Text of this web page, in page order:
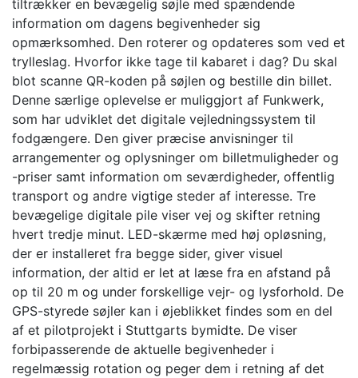
tiltrækker en bevægelig søjle med spændende
information om dagens begivenheder sig
opmærksomhed. Den roterer og opdateres som ved et
trylleslag. Hvorfor ikke tage til kabaret i dag? Du skal
blot scanne QR-koden på søjlen og bestille din billet.
Denne særlige oplevelse er muliggjort af Funkwerk,
som har udviklet det digitale vejledningssystem til
fodgængere. Den giver præcise anvisninger til
arrangementer og oplysninger om billetmuligheder og
-priser samt information om seværdigheder, offentlig
transport og andre vigtige steder af interesse. Tre
bevægelige digitale pile viser vej og skifter retning
hvert tredje minut. LED-skærme med høj opløsning,
der er installeret fra begge sider, giver visuel
information, der altid er let at læse fra en afstand på
op til 20 m og under forskellige vejr- og lysforhold. De
GPS-styrede søjler kan i øjeblikket findes som en del
af et pilotprojekt i Stuttgarts bymidte. De viser
forbipasserende de aktuelle begivenheder i
regelmæssig rotation og peger dem i retning af det